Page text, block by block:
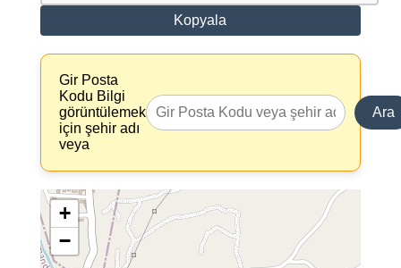
Kopyala
Gir Posta
Kodu Bilgi
görüntülemek
için şehir adı
veya
Ara
+
−